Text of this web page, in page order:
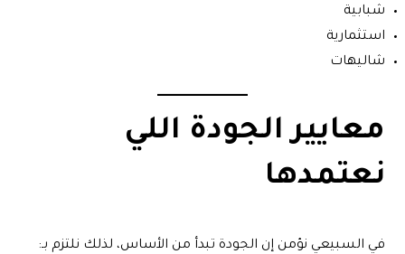
شبابية
استثمارية
شاليهات
معايير الجودة اللي
نعتمدها
في السبيعي نؤمن إن الجودة تبدأ من الأساس، لذلك نلتزم بـ: